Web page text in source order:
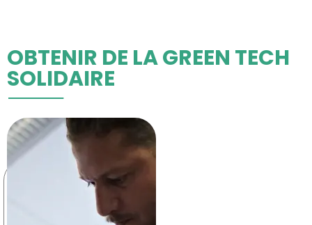
OBTENIR DE LA GREEN TECH
SOLIDAIRE